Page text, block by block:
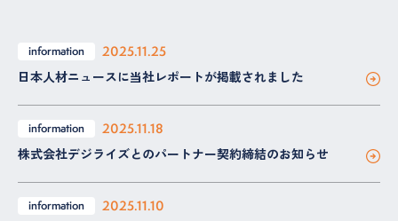
information 2025.11.25
日本人材ニュースに当社レポートが掲載されました
information 2025.11.18
株式会社デジライズとのパートナー契約締結のお知らせ
information 2025.11.10